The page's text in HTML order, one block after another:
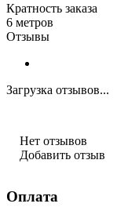
Кратность заказа
6 метров
Отзывы
Загрузка отзывов...
Нет отзывов
Добавить отзыв
Оплата